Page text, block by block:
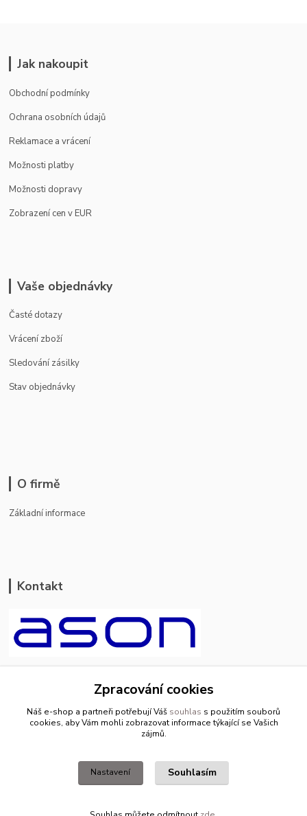
Jak nakoupit
Obchodní podmínky
Ochrana osobních údajů
Reklamace a vrácení
Možnosti platby
Možnosti dopravy
Zobrazení cen v EUR
Vaše objednávky
Časté dotazy
Vrácení zboží
Sledování zásilky
Stav objednávky
O firmě
Základní informace
Kontakt
+420 799 500 769
pracovní dny 8-11hod.,13-15hod.
Zpracování cookies
Náš e-shop a partneři potřebují Váš souhlas s použitím souborů
cookies, aby Vám mohli zobrazovat informace týkající se Vašich
zájmů.
Nastavení Souhlasím